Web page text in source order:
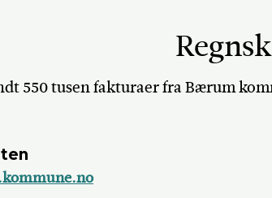
550 tusen fakturaer fra Bærum